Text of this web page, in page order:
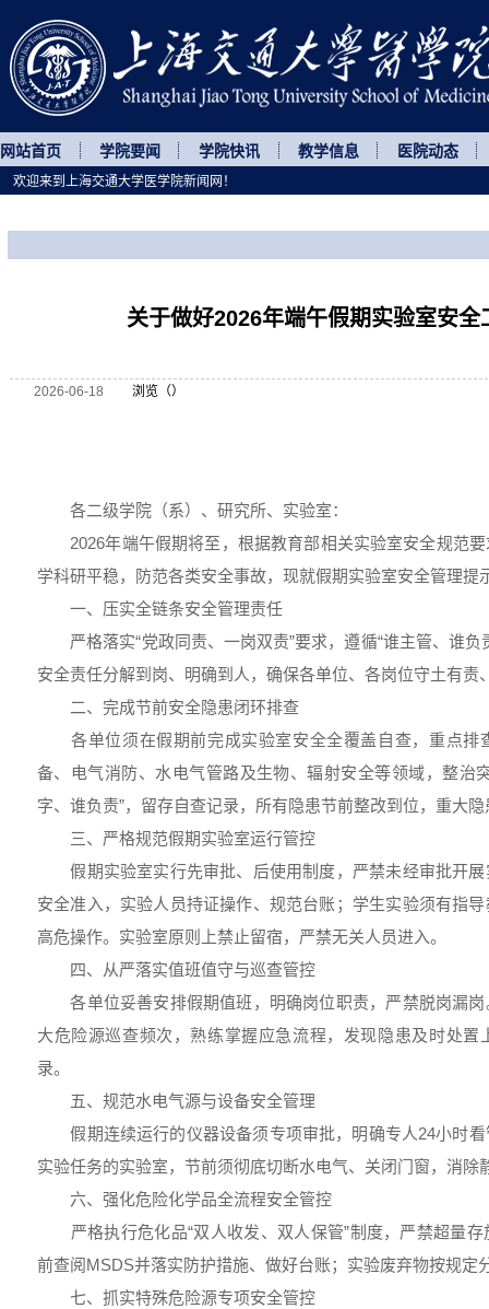
网站首页 学院要闻 学院快讯 教学信息 医院动态
关于做好2026年端午假期实验室安全
2026-06-18 浏览（）
各二级学院（系）、研究所、实验室：
2026年端午假期将至，根据教育部相关实验室安全规范要
学科研平稳，防范各类安全事故，现就假期实验室安全管理提
一、压实全链条安全管理责任
严格落实“党政同责、一岗双责”要求，遵循“谁主管、谁负
安全责任分解到岗、明确到人，确保各单位、各岗位守土有责
二、完成节前安全隐患闭环排查
各单位须在假期前完成实验室安全全覆盖自查，重点排
备、电气消防、水电气管路及生物、辐射安全等领域，整治
字、谁负责”，留存自查记录，所有隐患节前整改到位，重大
三、严格规范假期实验室运行管控
假期实验室实行先审批、后使用制度，严禁未经审批开展
安全准入，实验人员持证操作、规范台账；学生实验须有指
高危操作。实验室原则上禁止留宿，严禁无关人员进入。
四、从严落实值班值守与巡查管控
各单位妥善安排假期值班，明确岗位职责，严禁脱岗漏岗
大危险源巡查频次，熟练掌握应急流程，发现隐患及时处置
录。
五、规范水电气源与设备安全管理
假期连续运行的仪器设备须专项审批，明确专人24小时看
实验任务的实验室，节前须彻底切断水电气、关闭门窗，消除
六、强化危险化学品全流程安全管控
严格执行危化品“双人收发、双人保管”制度，严禁超量存
前查阅MSDS并落实防护措施、做好台账；实验废弃物按规定
七、抓实特殊危险源专项安全管控
欢迎来到上海交通大学医学院新闻网！